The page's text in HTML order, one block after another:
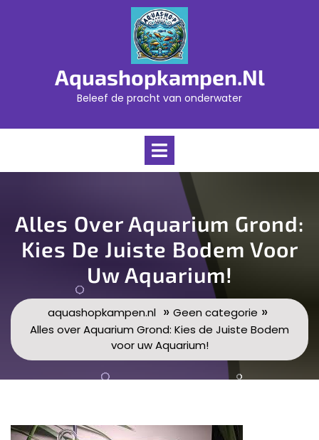
Aquashopkampen.nl
Beleef de pracht van onderwater
Open
Alles Over Aquarium Grond:
Kies De Juiste Bodem Voor
Uw Aquarium!
aquashopkampen.nl » Geen categorie »
Alles over Aquarium Grond: Kies de Juiste Bodem
voor uw Aquarium!